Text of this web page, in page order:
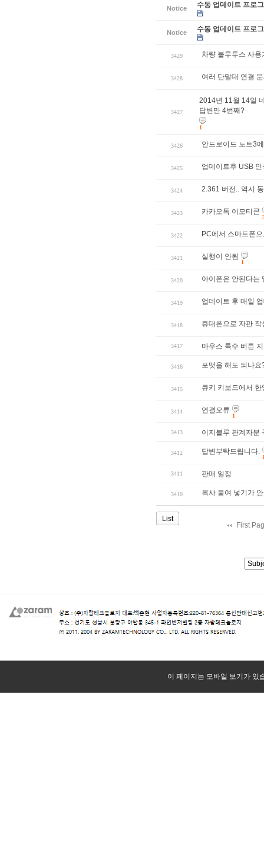
Notice 수동 업데이트 프로
Notice 수동 업데이트 프로
3429 차량 블루투스 사
3428 여러 단말대 연결
3427
2014년 11월 14일
답변만 4번째?
1
3426 안드로이드 노트3
3425 업데이트후 USB
3424 2.361 버전.. 역시
3423 카카오톡 이모티콘
3
3422 PC에서 스마트폰
3421 실행이 안됨
1
3420 아이폰은 안된다는
3419 업데이트 후 매일
3418 휴대폰으로 자판
3417 마우스 특수 버튼
3416 포맷을 해도 되나요
3415 큐키 키보드에서
3414 연결오류
1
3413 이지블루 관계자분
3412 답변부탁드립니다.
1
3411 판매 일정
3410 복사 붙여 넣기가
List
First
이 페이지는 모바일 보기가 있